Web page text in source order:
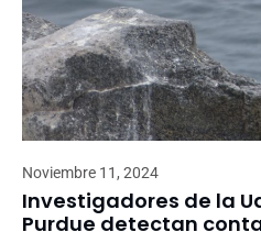
Noviembre 11, 2024
Investigadores de la
Purdue detectan